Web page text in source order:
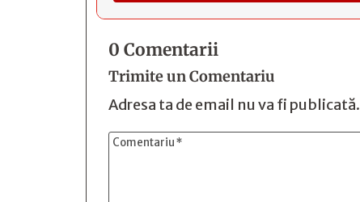
0 Comentarii
Trimite un Comentariu
Adresa ta de email nu va fi publicată.